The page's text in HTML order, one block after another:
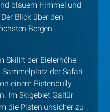
blauem Himmel und
Blick über den
Bergen
Skilift der Bielerhöhe
der Safari.
einem Pistenbully
Im Skigebiet Galtür
die Pisten unsicher zu